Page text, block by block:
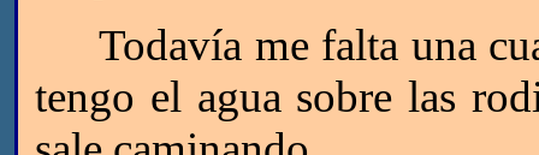
Todavía me falta una
tengo el agua sobre las